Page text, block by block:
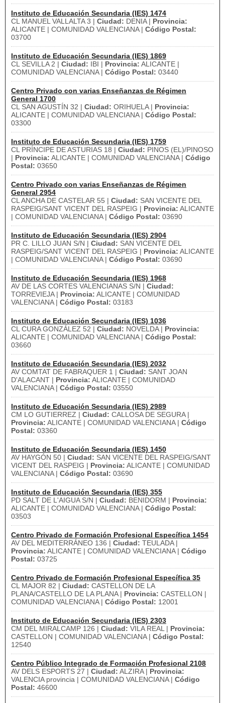
Instituto de Educación Secundaria (IES) 1474
CL MANUEL VALLALTA 3 | Ciudad: DENIA | Provincia:
ALICANTE | COMUNIDAD VALENCIANA | Código Postal:
03700
Instituto de Educación Secundaria (IES) 1869
CL SEVILLA 2 | Ciudad: IBI | Provincia: ALICANTE |
COMUNIDAD VALENCIANA | Código Postal: 03440
Centro Privado con varias Enseñanzas de Régimen
General 1700
CL SAN AGUSTÍN 32 | Ciudad: ORIHUELA | Provincia:
ALICANTE | COMUNIDAD VALENCIANA | Código Postal:
03300
Instituto de Educación Secundaria (IES) 1759
CL PRÍNCIPE DE ASTURIAS 18 | Ciudad: PINOS (EL)/PINOSO
| Provincia: ALICANTE | COMUNIDAD VALENCIANA | Código
Postal: 03650
Centro Privado con varias Enseñanzas de Régimen
General 2954
CL ANCHA DE CASTELAR 55 | Ciudad: SAN VICENTE DEL
RASPEIG/SANT VICENT DEL RASPEIG | Provincia: ALICANTE
| COMUNIDAD VALENCIANA | Código Postal: 03690
Instituto de Educación Secundaria (IES) 2904
PR C. LILLO JUAN S/N | Ciudad: SAN VICENTE DEL
RASPEIG/SANT VICENT DEL RASPEIG | Provincia: ALICANTE
| COMUNIDAD VALENCIANA | Código Postal: 03690
Instituto de Educación Secundaria (IES) 1968
AV DE LAS CORTES VALENCIANAS S/N | Ciudad:
TORREVIEJA | Provincia: ALICANTE | COMUNIDAD
VALENCIANA | Código Postal: 03183
Instituto de Educación Secundaria (IES) 1036
CL CURA GONZÁLEZ 52 | Ciudad: NOVELDA | Provincia:
ALICANTE | COMUNIDAD VALENCIANA | Código Postal:
03660
Instituto de Educación Secundaria (IES) 2032
AV COMTAT DE FABRAQUER 1 | Ciudad: SANT JOAN
D'ALACANT | Provincia: ALICANTE | COMUNIDAD
VALENCIANA | Código Postal: 03550
Instituto de Educación Secundaria (IES) 2989
CM LO GUTIERREZ | Ciudad: CALLOSA DE SEGURA |
Provincia: ALICANTE | COMUNIDAD VALENCIANA | Código
Postal: 03360
Instituto de Educación Secundaria (IES) 1450
AV HAYGÓN 50 | Ciudad: SAN VICENTE DEL RASPEIG/SANT
VICENT DEL RASPEIG | Provincia: ALICANTE | COMUNIDAD
VALENCIANA | Código Postal: 03690
Instituto de Educación Secundaria (IES) 355
PD SALT DE L'AIGUA S/N | Ciudad: BENIDORM | Provincia:
ALICANTE | COMUNIDAD VALENCIANA | Código Postal:
03503
Centro Privado de Formación Profesional Específica 1454
AV DEL MEDITERRÁNEO 136 | Ciudad: TEULADA |
Provincia: ALICANTE | COMUNIDAD VALENCIANA | Código
Postal: 03725
Centro Privado de Formación Profesional Específica 35
CL MAJOR 82 | Ciudad: CASTELLON DE LA
PLANA/CASTELLO DE LA PLANA | Provincia: CASTELLON |
COMUNIDAD VALENCIANA | Código Postal: 12001
Instituto de Educación Secundaria (IES) 2303
CM DEL MIRALCAMP 126 | Ciudad: VILA REAL | Provincia:
CASTELLON | COMUNIDAD VALENCIANA | Código Postal:
12540
Centro Público Integrado de Formación Profesional 2108
AV DELS ESPORTS 27 | Ciudad: ALZIRA | Provincia:
VALENCIA provincia | COMUNIDAD VALENCIANA | Código
Postal: 46600